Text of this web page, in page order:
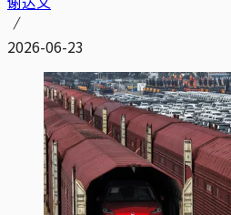
2026-06-23